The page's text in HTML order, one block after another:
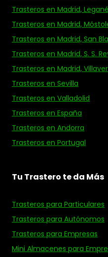
Trasteros en Madrid,
Trasteros en Madrid,
Trasteros en Madrid, San
Trasteros en Madrid, S. S.
Trasteros en Madrid,
Trasteros en Sevilla
Trasteros en Valladolid
Trasteros en España
Trasteros en Andorra
Trasteros en Portugal
Tu Trastero te da Más
Trasteros para Particulares
Trasteros para Autónomos
Trasteros para Empresas
Mini Almacenes para